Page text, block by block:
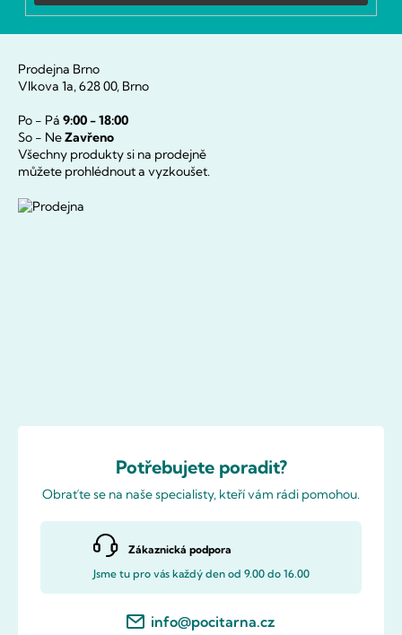
Prodejna Brno
Vlkova 1a, 628 00, Brno
Po - Pá 9:00 - 18:00
So - NeZavřeno
Všechny produkty si na prodejně
můžete prohlédnout a vyzkoušet.
Potřebujete poradit?
Obraťte se na naše specialisty, kteří vám rádi pomohou.
Zákaznická podpora
Jsme tu pro vás každý den od 9.00 do 16.00
info@pocitarna.cz